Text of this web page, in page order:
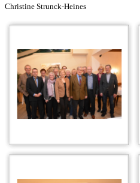
Christine Strunck-Heines